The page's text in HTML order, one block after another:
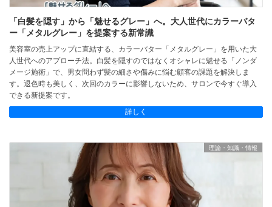
「白髪を隠す」から「魅せるグレー」へ。大人世代にカラーバタ
ー「メタルグレー」を提案する新常識
美容室の売上アップに直結する、カラーバター「メタルグレー」を用いた大
人世代へのアプローチ法。白髪を隠すのではなくオシャレに魅せる「ノンダ
メージ施術」で、男女問わず髪の細さや傷みに悩む顧客の課題を解決しま
す。退色時も美しく、次回のカラーに影響しないため、サロンで今すぐ導入
できる新提案です。
詳しく
理論・知識・情報